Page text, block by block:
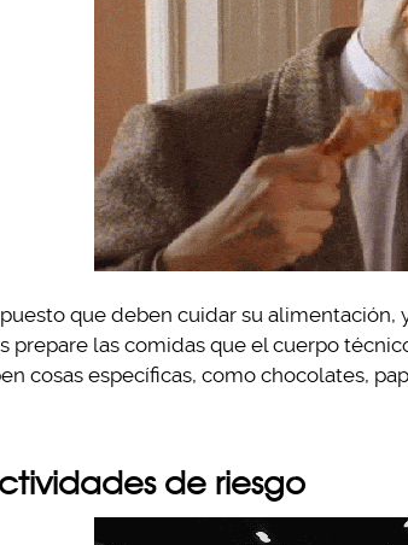
que deben cuidar su
prepare las comidas que el cuerpo
cosas específicas, como chocolates,
de riesgo